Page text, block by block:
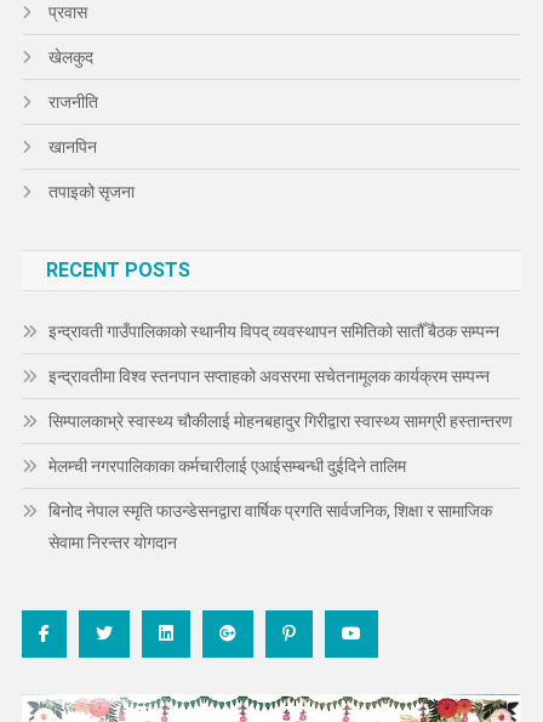
प्रवास
खेलकुद
राजनीति
खानपिन
तपाइको सृजना
RECENT POSTS
इन्द्रावती गाउँपालिकाको स्थानीय विपद् व्यवस्थापन समितिको सातौँ बैठक सम्पन्न
इन्द्रावतीमा विश्व स्तनपान सप्ताहको अवसरमा सचेतनामूलक कार्यक्रम सम्पन्न
सिम्पालकाभ्रे स्वास्थ्य चौकीलाई मोहनबहादुर गिरीद्वारा स्वास्थ्य सामग्री हस्तान्तरण
मेलम्ची नगरपालिकाका कर्मचारीलाई एआईसम्बन्धी दुईदिने तालिम
बिनोद नेपाल स्मृति फाउन्डेसनद्वारा वार्षिक प्रगति सार्वजनिक, शिक्षा र सामाजिक
सेवामा निरन्तर योगदान